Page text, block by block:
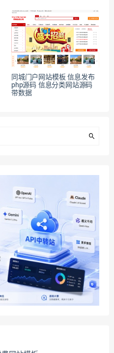
同城门户网站模板 信息发布
php源码 信息分类网站源码
带数据